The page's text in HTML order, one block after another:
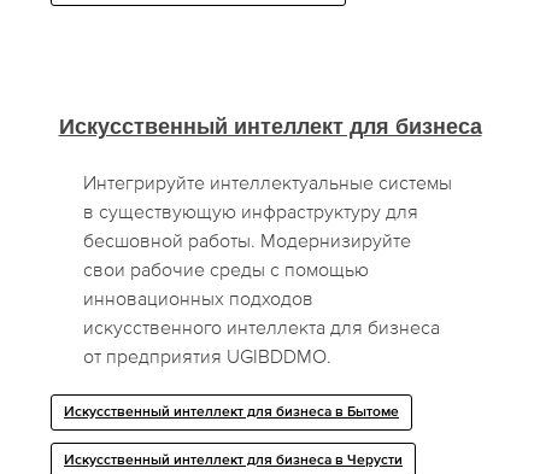
Искусственный интеллект для бизнеса
Интегрируйте интеллектуальные системы
в существующую инфраструктуру для
бесшовной работы. Модернизируйте
свои рабочие среды с помощью
инновационных подходов
искусственного интеллекта для бизнеса
от предприятия UGIBDDMO.
Искусственный интеллект для бизнеса в Бытоме
Искусственный интеллект для бизнеса в Черусти